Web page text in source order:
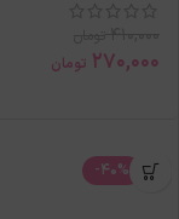
270,000 تومان
-40%